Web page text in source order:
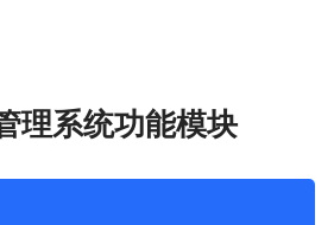
理系统功能模块